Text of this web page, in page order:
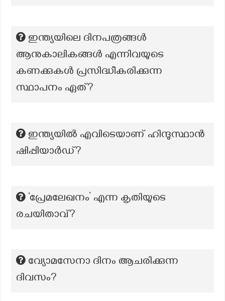
ഇന്ത്യയിലെ ദിനപത്രങ്ങൾ
ആനുകാലികങ്ങൾ എന്നിവയുടെ
കണക്കുകൾ പ്രസിദ്ധീകരിക്കുന്ന
സ്ഥാപനം ഏത്?
ഇന്ത്യയിൽ എവിടെയാണ് ഹിന്ദുസ്ഥാൻ
ഷിപ്പിയാർഡ്?
‘പ്രേമലേഖനം’ എന്ന കൃതിയുടെ
രചയിതാവ്?
വ്യോമസേനാ ദിനം ആചരിക്കുന്ന
ദിവസം?